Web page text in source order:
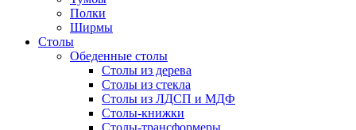
Полки
Ширмы
Столы
Обеденные столы
Столы из дерева
Столы из стекла
Столы из ЛДСП и МДФ
Столы-книжки
Столы-трансформеры